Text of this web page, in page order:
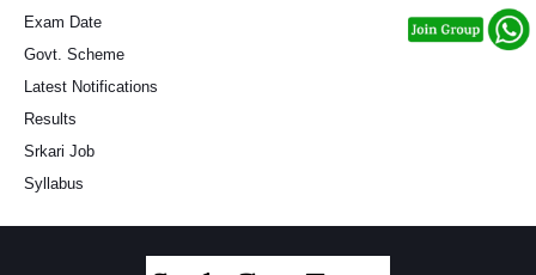
Exam Date
Govt. Scheme
Latest Notifications
Results
Srkari Job
Syllabus